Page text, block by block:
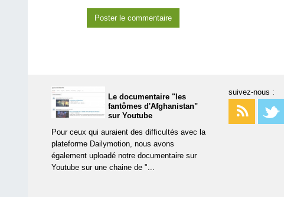
Le documentaire "les
fantômes d'Afghanistan"
sur Youtube
Pour ceux qui auraient des difficultés avec la
plateforme Dailymotion, nous avons
également uploadé notre documentaire sur
Youtube sur une chaine de "...
suivez-nous :